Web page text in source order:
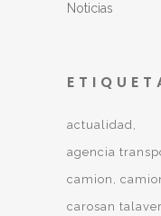
Noticias
actualidad
agencia
camion
carosan